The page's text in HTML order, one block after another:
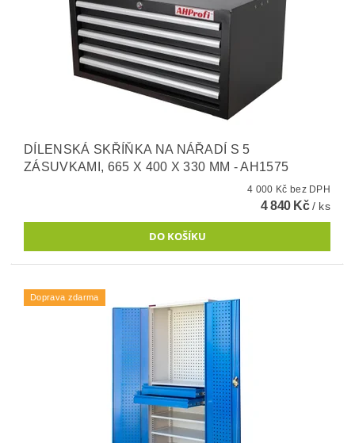
DÍLENSKÁ SKŘÍŇKA NA NÁŘADÍ S 5
ZÁSUVKAMI, 665 X 400 X 330 MM - AH1575
4 000 Kč bez DPH
4 840 Kč/ ks
Doprava zdarma